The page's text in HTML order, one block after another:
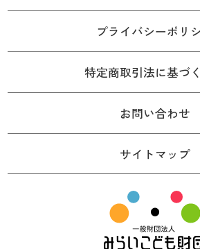
プライバシーポリ
特定商取引法に基づ
お問い合わせ
サイトマップ